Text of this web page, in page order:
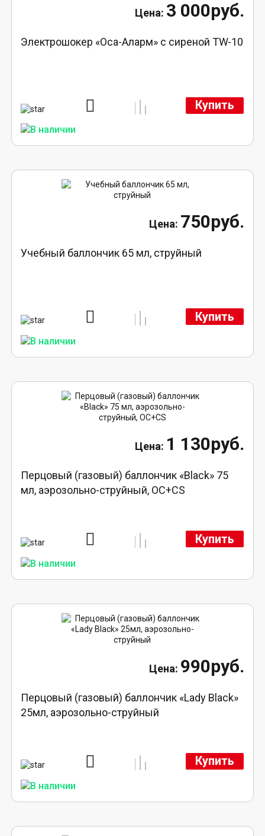
3 000руб.
Электрошокер «Оса-Аларм» с сиреной TW-10
Купить
750руб.
Учебный баллончик 65 мл, струйный
Купить
1 130руб.
Перцовый (газовый) баллончик «Black» 75
мл, аэрозольно-струйный, ОC+CS
Купить
990руб.
Перцовый (газовый) баллончик «Lady Black»
25мл, аэрозольно-струйный
Купить